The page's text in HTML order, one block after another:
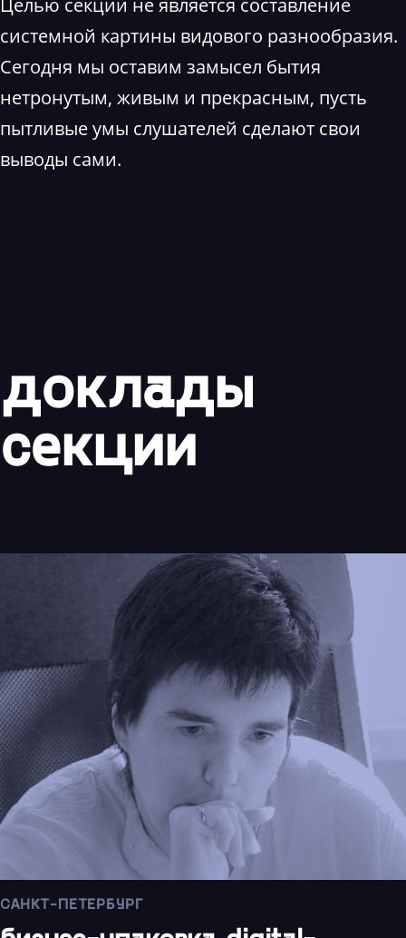
Целью секции не является составление
системной картины видового разнообразия.
Сегодня мы оставим замысел бытия
нетронутым, живым и прекрасным, пусть
пытливые умы слушателей сделают свои
выводы сами.
доклады
секции
САНКТ-ПЕТЕРБУРГ